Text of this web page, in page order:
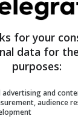
Messi e as
favoriti i ri për
e Korrikut
Fafa Resorts
for your
data for
purposes:
advertising and
audience